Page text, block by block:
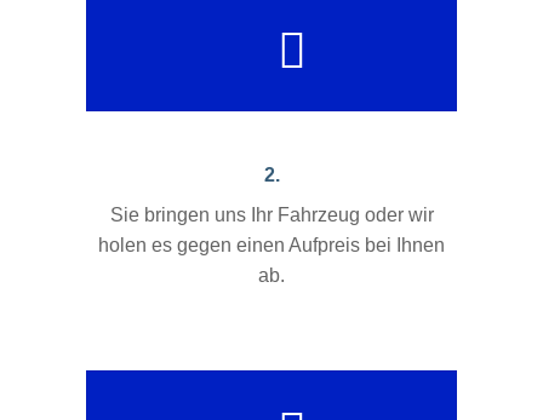
2.
Sie bringen uns Ihr Fahrzeug oder wir
holen es gegen einen Aufpreis bei Ihnen
ab.